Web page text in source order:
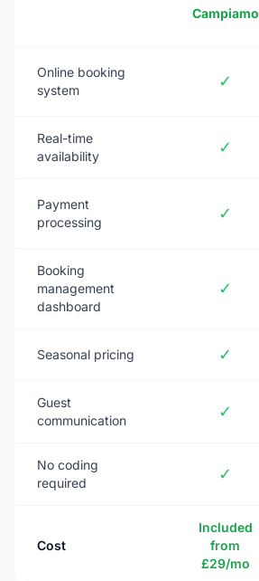
Campiamo
Online booking
system
✓
Real-time
availability
✓
Payment
processing
✓
Booking
management
dashboard
✓
Seasonal pricing ✓
Guest
communication
✓
No coding
required
✓
Cost
Included
from
£29/mo